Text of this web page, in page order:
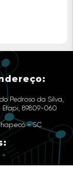
Pedroso da Silva,
Efapi, 89809-060
- SC